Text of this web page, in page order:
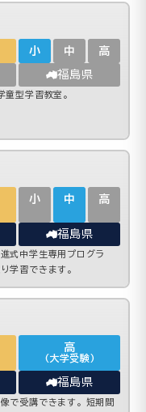
小 中 高
福島県
童型学習教室。
小 中 高
福島県
式中学生専用プログラ
学習できます。
高
(大学受験)
福島県
で受講できます。短期間